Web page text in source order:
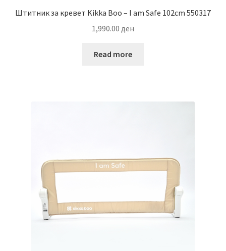
Штитник за кревет Kikka Boo – I am Safe 102cm 550317
1,990.00 ден
Read more